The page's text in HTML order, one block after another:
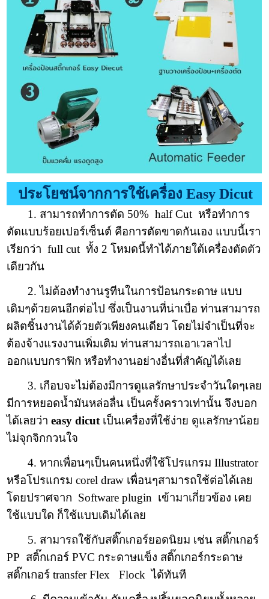
ประโยชน์จากการใช้เครื่อง Easy Dicut
1. สามารถทำการตัด 50% half Cut หรือทำการ
ตัดแบบร้อยเปอร์เซ็นต์ คือการตัดขาดกันเอง แบบนี้เรา
เรียกว่า full cut ทั้ง 2 โหมดนี้ทำได้ภายใต้เครื่องตัดตัว
เดียวกัน
2. ไม่ต้องทำงานรูทีนในการป้อนกระดาษ แบบ
เดิมๆด้วยคนอีกต่อไป ซึ่งเป็นงานที่น่าเบื่อ ท่านสามารถ
ผลิตชิ้นงานได้ด้วยตัวเพียงคนเดียว โดยไม่จำเป็นที่จะ
ต้องจ้างแรงงานเพิ่มเติม ท่านสามารถเอาเวลาไป
ออกแบบกราฟิก หรือทำงานอย่างอื่นที่สำคัญได้เลย
3. เกือบจะไม่ต้องมีการดูแลรักษาประจำวันใดๆเลย
มีการหยอดน้ำมันหล่อลื่น เป็นครั้งคราวเท่านั้น จึงบอก
ได้เลยว่าeasy dicut เป็นเครื่องที่ใช้ง่าย ดูแลรักษาน้อย
ไม่จุกจิกกวนใจ
4. หากเพื่อนๆเป็นคนหนึ่งที่ใช้โปรแกรม Illustrator
หรือโปรแกรม corel draw เพื่อนๆสามารถใช้ต่อได้เลย
โดยปราศจาก Software plugin เข้ามาเกี่ยวข้อง เคย
ใช้แบบใด ก็ใช้แบบเดิมได้เลย
5. สามารถใช้กับสติ๊กเกอร์ยอดนิยม เช่น สติ๊กเกอร์
PP สติ๊กเกอร์ PVC กระดาษแข็ง สติ๊กเกอร์กระดาษ
สติ๊กเกอร์ transfer Flex Flock ได้ทันที